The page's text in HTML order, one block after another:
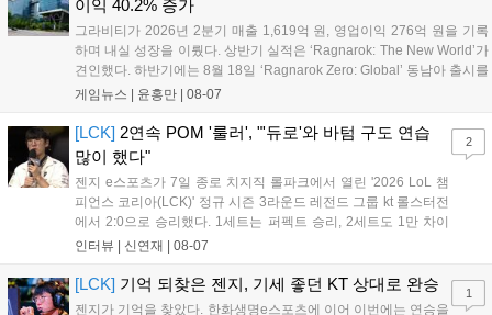
이익 40.2% 증가
그라비티가 2026년 2분기 매출 1,619억 원, 영업이익 276억 원을 기록
하며 내실 성장을 이뤘다. 상반기 실적은 ‘Ragnarok: The New World’가
견인했다. 하반기에는 8월 18일 ‘Ragnarok Zero: Global’ 동남아 출시를
시작으로 9월 3일 ‘달려라 헤베레케 EX’, 9월 22일 ‘갈바테인’ 등 다양한
이’ 출시가 예정돼 있으며, 2027년에는 ‘Ragnarok 3’ 등 대작을 글로벌
출시할 계획이다. 그라비티는 조인트벤처 설립과 라그나로크 에코 시스
템 구축을 통해 신성장 동력을 확보할 방침이다....
게임뉴스 | 윤홍만 | 08-07
[LCK] 2연속 POM '룰러', "'듀로'와 바텀 구도 연습
많이 했다"
젠지 e스포츠가 7일 종로 치지직 롤파크에서 열린 '2026 LoL 챔
피언스 코리아(LCK)' 정규 시즌 3라운드 레전드 그룹 kt 롤스터전
에서 2:0으로 승리했다. 1세트는 퍼펙트 승리, 2세트도 1만 차이
를 벌리며 25분 만에 승리하면서 말 그대로 압도적인 경기력을 선
하며 POM에 선정됐...
인터뷰 | 신연재 | 08-07
2
[LCK] 기억 되찾은 젠지, 기세 좋던 KT 상대로 완승
젠지가 기억을 찾았다. 한화생명e스포츠에 이어 이번에는 연승을
1